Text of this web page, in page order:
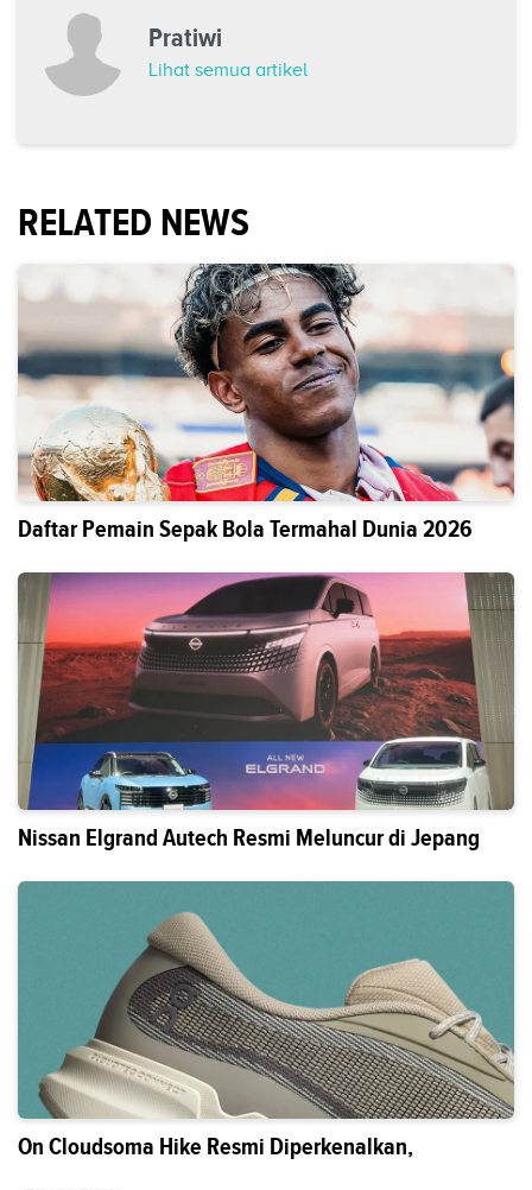
Pratiwi
Lihat semua artikel
RELATED NEWS
Daftar Pemain Sepak Bola Termahal Dunia 2026
Nissan Elgrand Autech Resmi Meluncur di Jepang
On Cloudsoma Hike Resmi Diperkenalkan,